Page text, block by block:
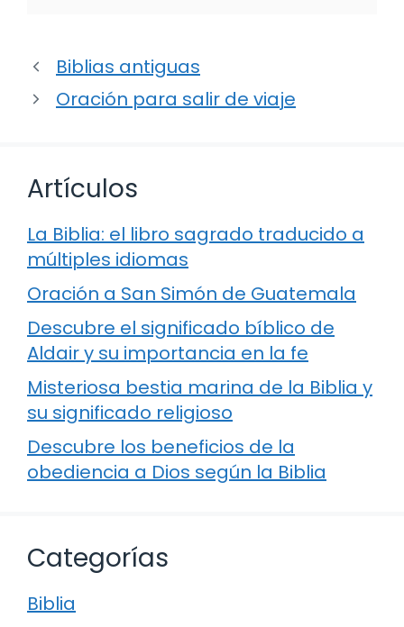
Biblias antiguas
Oración para salir de viaje
Artículos
La Biblia: el libro sagrado traducido a
múltiples idiomas
Oración a San Simón de Guatemala
Descubre el significado bíblico de
Aldair y su importancia en la fe
Misteriosa bestia marina de la Biblia y
su significado religioso
Descubre los beneficios de la
obediencia a Dios según la Biblia
Categorías
Biblia